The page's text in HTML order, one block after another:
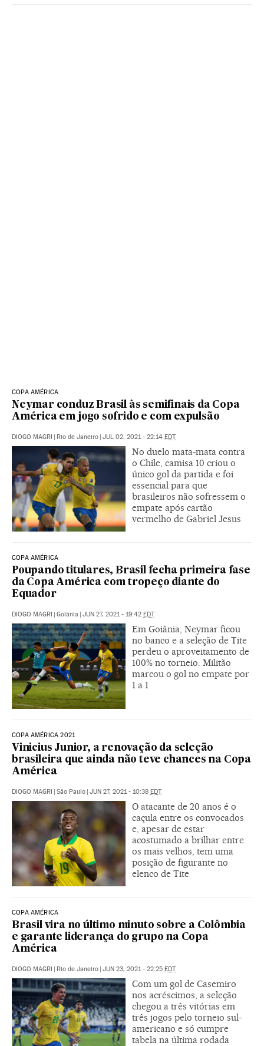
COPA AMÉRICA
Neymar conduz Brasil às semifinais da Copa
América em jogo sofrido e com expulsão
DIOGO MAGRI | Rio de Janeiro | JUL 02, 2021 - 22:14 EDT
No duelo mata-mata contra
o Chile, camisa 10 criou o
único gol da partida e foi
essencial para que
brasileiros não sofressem o
empate após cartão
vermelho de Gabriel Jesus
COPA AMÉRICA
Poupando titulares, Brasil fecha primeira fase
da Copa América com tropeço diante do
Equador
DIOGO MAGRI | Goiânia | JUN 27, 2021 - 19:42 EDT
Em Goiânia, Neymar ficou
no banco e a seleção de Tite
perdeu o aproveitamento de
100% no torneio. Militão
marcou o gol no empate por
1 a 1
COPA AMÉRICA 2021
Vinicius Junior, a renovação da seleção
brasileira que ainda não teve chances na Copa
América
DIOGO MAGRI | São Paulo | JUN 27, 2021 - 10:38 EDT
O atacante de 20 anos é o
caçula entre os convocados
e, apesar de estar
acostumado a brilhar entre
os mais velhos, tem uma
posição de figurante no
elenco de Tite
COPA AMÉRICA
Brasil vira no último minuto sobre a Colômbia
e garante liderança do grupo na Copa
América
DIOGO MAGRI | Rio de Janeiro | JUN 23, 2021 - 22:25 EDT
Com um gol de Casemiro
nos acréscimos, a seleção
chegou a três vitórias em
três jogos pelo torneio sul-
americano e só cumpre
tabela na última rodada